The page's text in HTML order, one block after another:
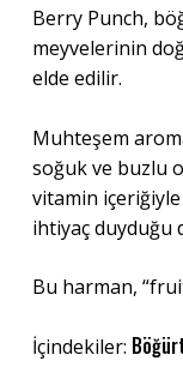
Berry Punch,
meyvelerinin
elde edilir.
Muhteşem
soğuk ve buzlu
vitamin içeriğiyle
ihtiyaç duyduğu
Bu harman,
İçindekiler: